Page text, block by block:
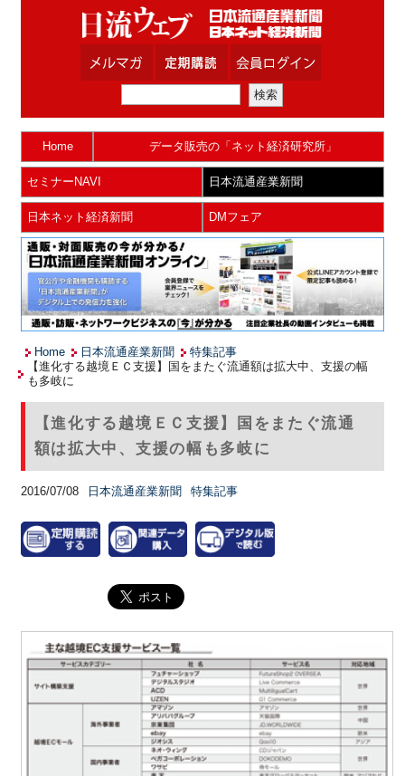
Home データ販売の「ネット経済研究所」
セミナーNAVI 日本流通産業新聞
日本ネット経済新聞 DMフェア
Home 日本流通産業新聞
特集記事
【進化する越境ＥＣ支援】国をまたぐ流通額は拡大中、支援の幅
も多岐に
【進化する越境ＥＣ支援】国をまたぐ流通
額は拡大中、支援の幅も多岐に
2016/07/08 日本流通産業新聞 特集記事